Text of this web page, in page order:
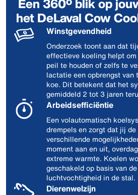
het DeLaval Cow
Winstgevendheid
Onderzoek toont aan dat
effectieve koeling helpt
peil te houden of zelfs te
lactatie een opbrengst
koe. Dit betekent dat het
gemiddeld 2 tot 3 jaren
Arbeidsefficiëntie
Een volautomatisch
drempels en zorgt dat jij
verschillende
moment aan en uit,
extreme warmte. Koelen
geschakeld op basis van
luchtvochtigheid in de stal.
Dierenwelzijn